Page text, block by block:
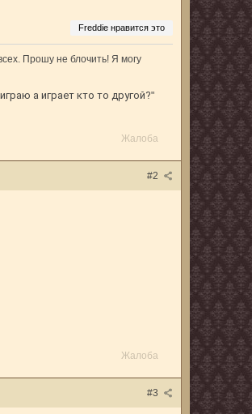
Freddie нравится это
Прошу не блочить! Я могу
а играет кто то другой?"
Жалоба
#2
Жалоба
#3